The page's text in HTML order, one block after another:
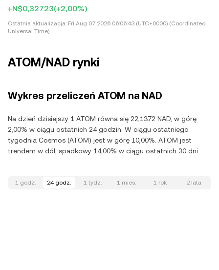
+N$0,32723(+2,00%)
Ostatnia aktualizacja: Fri Aug 07 2026 06:06:43 (UTC+0000) (Coordinated
Universal Time)
ATOM/NAD rynki
Wykres przeliczeń ATOM na NAD
Na dzień dzisiejszy 1 ATOM równa się 22,1372 NAD, w górę
2,00% w ciągu ostatnich 24 godzin. W ciągu ostatniego
tygodnia Cosmos (ATOM) jest w górę 10,00%. ATOM jest
trendem w dół, spadkowy 14,00% w ciągu ostatnich 30 dni.
1 godz. 24 godz. 1 tydz. 1 mies. 1 rok 2 lata